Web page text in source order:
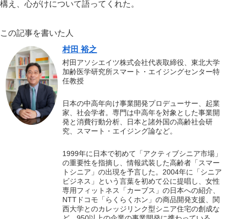
構え、心がけについて語ってくれた。
この記事を書いた人
村田 裕之
村田アソシエイツ株式会社代表取締役、東北大学
加齢医学研究所スマート・エイジングセンター特
任教授
日本の中高年向け事業開発プロデューサー、起業
家、社会学者。専門は中高年を対象とした事業開
発と消費行動分析、日本と諸外国の高齢社会研
究、スマート・エイジング論など。
1999年に日本で初めて「アクティブシニア市場」
の重要性を指摘し、情報武装した高齢者「スマー
トシニア」の出現を予言した。2004年に「シニア
ビジネス」という言葉を初めて公に提唱し、女性
専用フィットネス「カーブス」の日本への紹介、
NTTドコモ「らくらくホン」の商品開発支援、関
西大学とのカレッジリンク型シニア住宅の創成な